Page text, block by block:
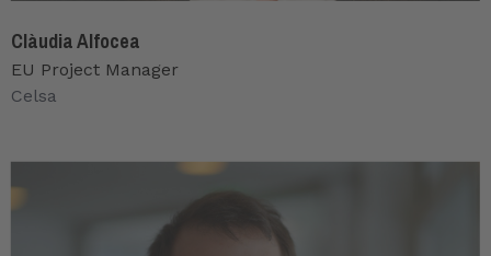
Clàudia Alfocea
EU Project Manager
Celsa